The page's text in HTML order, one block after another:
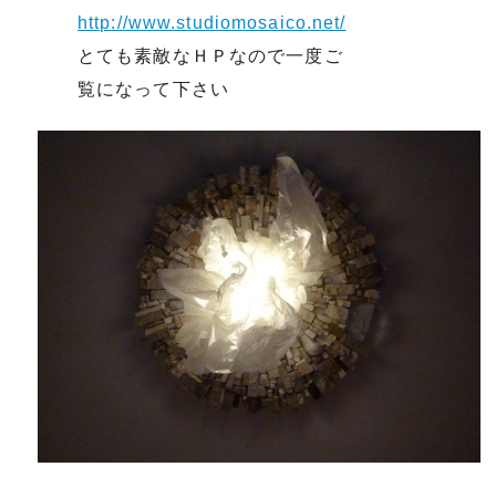
http://www.studiomosaico.net/
とても素敵なＨＰなので一度ご
覧になって下さい